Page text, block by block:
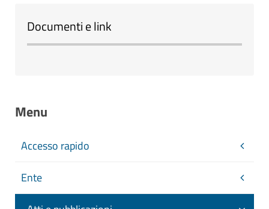
Documenti e link
Menu
Accesso rapido
Ente